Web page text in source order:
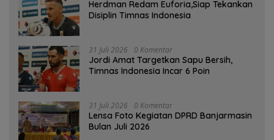
Herdman Redam Euforia,Siap Tekankan
Disiplin Timnas Indonesia
31 Juli 2026 0 Komentar
Jordi Amat Targetkan Sapu Bersih,
Timnas Indonesia Incar 6 Poin
31 Juli 2026 0 Komentar
Lensa Foto Kegiatan DPRD Banjarmasin
Bulan Juli 2026